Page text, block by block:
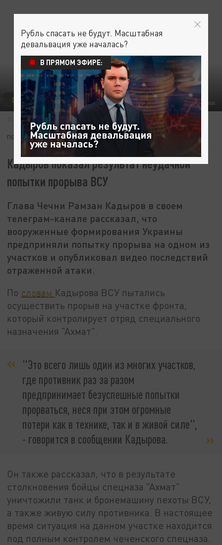
KADYROV_95/TELEGRAM/GLOBALLOOKPRESS
ПОЛИТИКА УКРАИНА
21 ОКТЯБРЯ 11:52
ПОДПИШИТЕСЬ:
Кадыров показал результат неудачной
попытки прорыва ВСУ
Глава Чечни Рамзан Кадыров в своем
телеграм-канале рассказал, что
вооруженные формирования Украины
предприняли попытку прорыва на одном из
участков и опубликовал видео последствий
отраженной атаки.
По словам Кадырова ВСУ пытались
осуществить прорыв на участке фронта,
который контролирует отряд специального
назначения "Ахмат".
"Это всего лишь один из многих участков,
где противник раз за разом
предпринимает безуспешные попытки
прорваться, неся при этом огромные
потери как в технике, так и в живой силе",
- говорится в сообщении Кадырова.
Он также рассказал, что в результате
столкновения бойцы спецназа "Ахмат"
уничтожили танк и бронемашину пехоты ВСУ,
а также живую силу противника. В настоящее
время ситуация на данном участке находится
под полным контролем чеченского спецназа.
Рубль спасать не будут. Масштабная
девальвация уже началась?
В ПРЯМОМ ЭФИРЕ: